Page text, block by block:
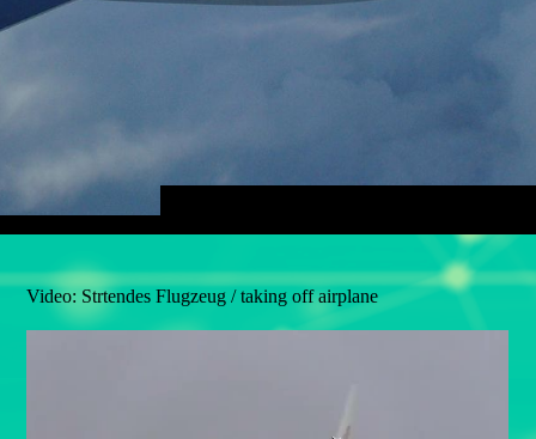
Video: Strtendes Flugzeug / taking off airplane